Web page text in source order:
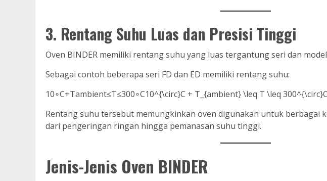
3. Rentang Suhu Luas dan Presisi Tinggi
Oven BINDER memiliki rentang suhu yang luas tergantung seri dan
Sebagai contoh beberapa seri FD dan ED memiliki rentang suhu:
10∘C+Tambient≤T≤300∘C10^{\circ}C + T_{ambient} \leq T \leq
Rentang suhu tersebut memungkinkan oven digunakan untuk berbagai
dari pengeringan ringan hingga pemanasan suhu tinggi.
Jenis-Jenis Oven BINDER